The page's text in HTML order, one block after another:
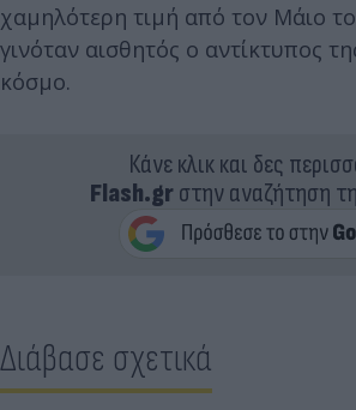
χαμηλότερη τιμή από τον Μάιο
γινόταν αισθητός ο αντίκτυπος
κόσμο.
Κάνε κλικ και δες
Flash.grστην αναζήτηση
Διάβασε σχετικά